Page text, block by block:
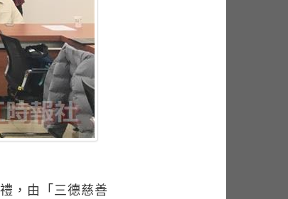
，由「三德慈善